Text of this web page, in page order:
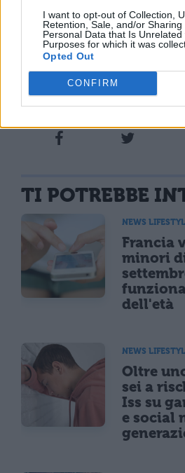
I want to opt-out of Collection,
Retention, Sale, and/or Sharing
Personal Data that Is Unrelated
Purposes for which it was
Opted Out
CONFIRM
alla nostra
fan page su
potrete seguire
maturità 2010!
TI POTREBBE
NEWS
Francia
minori
dell'età
NEWS
Oltre
sei a
Iss su
e social